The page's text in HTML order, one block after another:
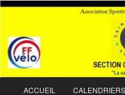
Aller
principalASSM
La santé par le vélo
ACCUEIL CALENDRIERS